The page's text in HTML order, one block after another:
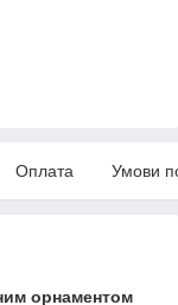
Оплата Умови
орнаментом